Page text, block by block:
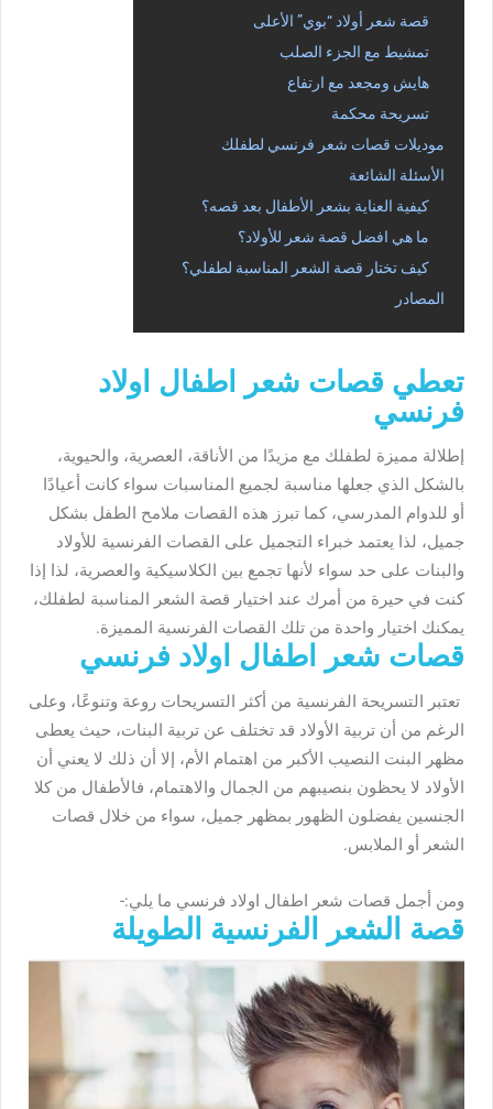
قصة شعر أولاد “بوي” الأعلى
تمشيط مع الجزء الصلب
هايش ومجعد مع ارتفاع
تسريحة محكمة
موديلات قصات شعر فرنسي لطفلك
الأسئلة الشائعة
كيفية العناية بشعر الأطفال بعد قصه؟
ما هي افضل قصة شعر للأولاد؟
كيف تختار قصة الشعر المناسبة لطفلي؟
المصادر
تعطي قصات شعر اطفال اولاد
فرنسي
إطلالة مميزة لطفلك مع مزيدًا من الأناقة، العصرية، والحيوية،
بالشكل الذي جعلها مناسبة لجميع المناسبات سواء كانت أعيادًا
أو للدوام المدرسي، كما تبرز هذه القصات ملامح الطفل بشكل
جميل، لذا يعتمد خبراء التجميل على القصات الفرنسية للأولاد
والبنات على حد سواء لأنها تجمع بين الكلاسيكية والعصرية، لذا إذا
كنت في حيرة من أمرك عند اختيار قصة الشعر المناسبة لطفلك،
يمكنك اختيار واحدة من تلك القصات الفرنسية المميزة.
قصات شعر اطفال اولاد فرنسي
تعتبر التسريحة الفرنسية من أكثر التسريحات روعة وتنوعًا، وعلى
الرغم من أن تربية الأولاد قد تختلف عن تربية البنات، حيث يعطى
مظهر البنت النصيب الأكبر من اهتمام الأم، إلا أن ذلك لا يعني أن
الأولاد لا يحظون بنصيبهم من الجمال والاهتمام، فالأطفال من كلا
الجنسين يفضلون الظهور بمظهر جميل، سواء من خلال قصات
الشعر أو الملابس.
ومن أجمل قصات شعر اطفال اولاد فرنسي ما يلي:-
قصة الشعر الفرنسية الطويلة